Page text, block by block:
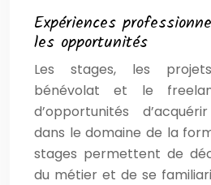
Expériences
les opportunités
Les stages, les
bénévolat et le
d’opportunités
dans le domaine de la
stages permettent de
du métier et de se